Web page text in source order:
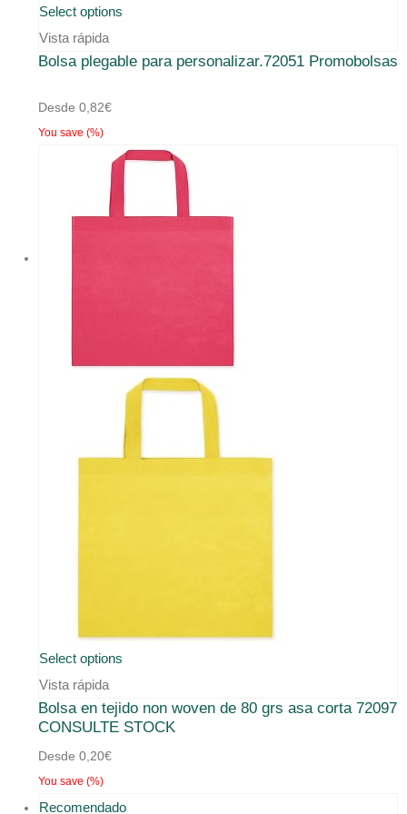
Select options
tiene
opciones
se
pueden
producto
Vista rápida
Bolsa plegable para personalizar.72051 Promobolsas
Desde 0,82€
You save (%)
Select options
tiene
múltiples
Vista rápida
Bolsa en tejido non woven de 80 grs asa corta 72097
CONSULTE STOCK
Desde 0,20€
You save (%)
Recomendado